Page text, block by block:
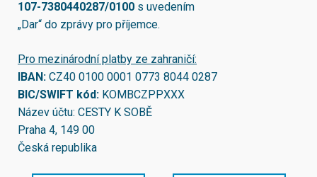
107-7380440287/0100 s uvedením
„Dar“ do zprávy pro příjemce.
Pro mezinárodní platby ze zahraničí:
IBAN: CZ40 0100 0001 0773 8044 0287
BIC/SWIFT kód: KOMBCZPPXXX
Název účtu: CESTY K SOBĚ
Praha 4, 149 00
Česká republika